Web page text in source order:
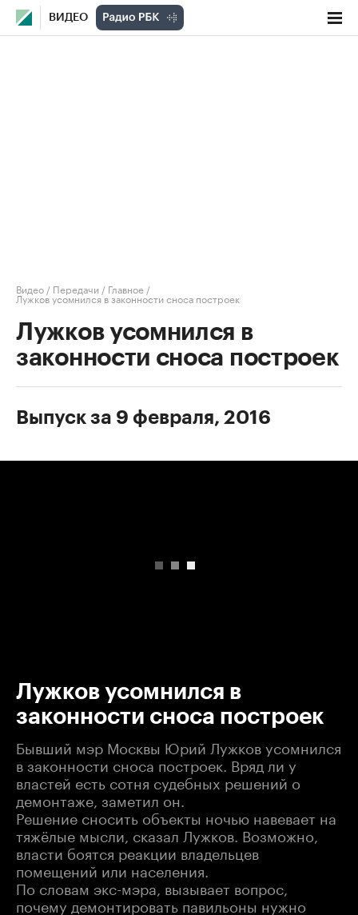
ВИДЕО
Видео / Передачи / Главное /
Лужков усомнился в законности сноса построек
Лужков усомнился в
законности сноса построек
Выпуск за 9 февраля, 2016
Лужков усомнился в
законности сноса построек
Бывший мэр Москвы Юрий Лужков усомнился
в законности сноса построек. Вряд ли у
властей есть сотня судебных решений о
демонтаже, заметил он.
Решение сносить объекты ночью навевает на
тяжёлые мысли, сказал Лужков. Возможно,
власти боятся реакции владельцев
помещений или населения.
По словам экс-мэра, вызывает вопрос,
почему демонтировать павильоны нужно